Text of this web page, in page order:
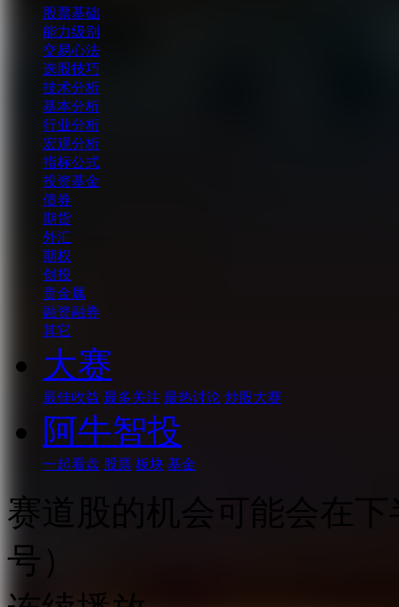
股票基础
能力级别
交易心法
选股技巧
技术分析
基本分析
行业分析
宏观分析
指标公式
投资基金
债券
期货
外汇
期权
创投
贵金属
融资融券
其它
大赛
最佳收益 最多关注 最热讨论 炒股大赛
阿牛智投
一起看盘 股票 板块 基金
赛道股的机会可能会在
号）